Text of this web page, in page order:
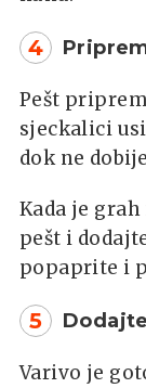
4
Pešt
sjeckalici
dok ne
Kada je
pešt i
popaprite i
5
Varivo je